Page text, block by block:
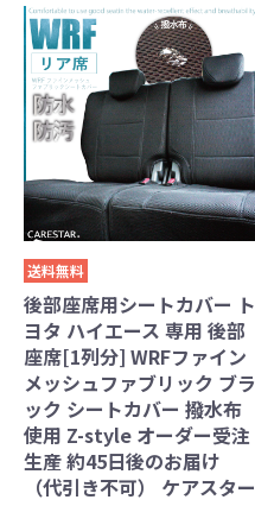
送料無料
後部座席用シートカバー ト
ヨタ ハイエース 専用 後部
座席[1列分] WRFファイン
メッシュファブリック ブラ
ック シートカバー 撥水布
使用 Z-style オーダー受注
生産 約45日後のお届け
（代引き不可） ケアスター